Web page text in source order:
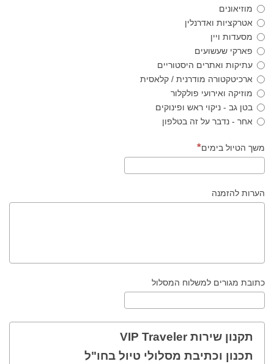
מוזיאונים
אטרקציות ואדרנלין
מסעדות ויין
פארקי שעשועים
עתיקות ואתרים היסטוריים
ארכיטקטורה מודרנית / קלאסית
מוזיקה ואירועי פולקלור
בטן גב - ניקוי ראש ופינוקים
אחר - נדבר על זה בטלפון
משך הטיול בימים
הערות להזמנה
כתובת מגורים למשלוח המסלול
תקנון שירות VIP Traveler
תכנון וכתיבת מסלולי טיול בחו"ל